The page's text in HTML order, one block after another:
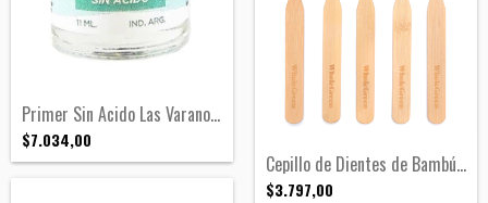
Primer Sin Acido Las Varano Para Semiper...
$7.034,00
Cepillo de Dientes de Bambú KIDS| Texas
$3.797,00